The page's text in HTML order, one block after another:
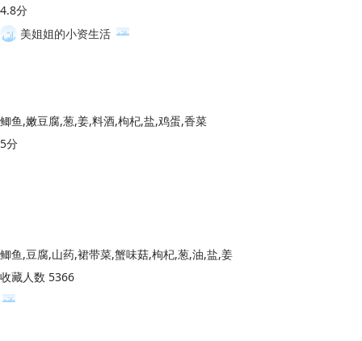
4.8分
美姐姐的小资生活
鲫鱼,嫩豆腐,葱,姜,料酒,枸杞,盐,鸡蛋,香菜
5分
鲫鱼,豆腐,山药,裙带菜,蟹味菇,枸杞,葱,油,盐,姜
收藏人数 5366